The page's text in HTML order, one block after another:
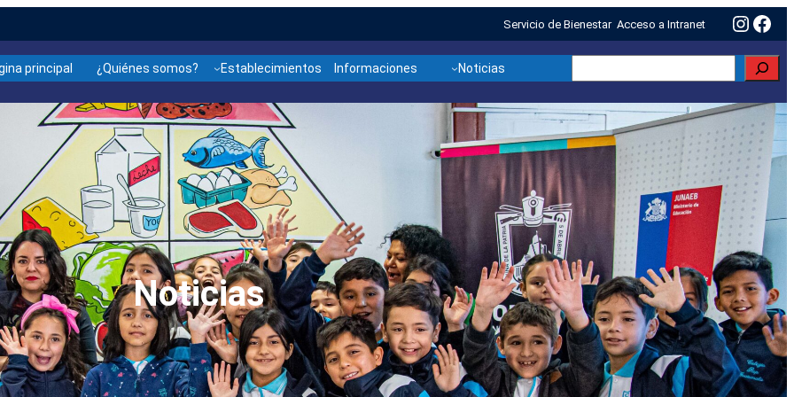
Servicio de Bienestar Acceso a Intranet
principal ¿Quiénes somos? Establecimientos Informaciones Noticias
Noticias